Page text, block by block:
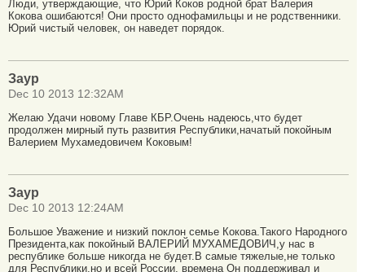
Люди, утверждающие, что Юрий Коков родной брат Валерия
Кокова ошибаются! Они просто однофамильцы и не родственники.
Юрий чистый человек, он наведет порядок.
Заур
Dec 10 2013 12:32AM
Желаю Удачи новому Главе КБР.Очень надеюсь,что будет
продолжен мирный путь развития Республики,начатый покойным
Валерием Мухамедовичем Коковым!
Заур
Dec 10 2013 12:24AM
Большое Уважение и низкий поклон семье Кокова.Такого Народного
Президента,как покойный ВАЛЕРИЙ МУХАМЕДОВИЧ,у нас в
республике больше никогда не будет.В самые тяжелые,не только
для Республики,но и всей России, времена Он поддерживал и